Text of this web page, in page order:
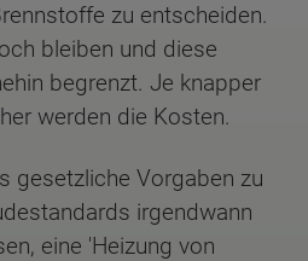
zu entscheiden.
bleiben und diese
begrenzt. Je knapper
werden die Kosten.
gesetzliche Vorgaben zu
irgendwann
eine 'Heizung von